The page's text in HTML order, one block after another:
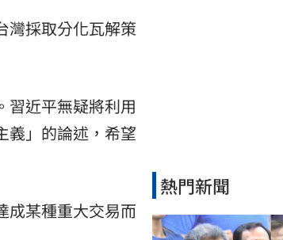
灣採取分化瓦解策
習近平無疑將利用
義」的論述，希望
成某種重大交易而
熱門新聞